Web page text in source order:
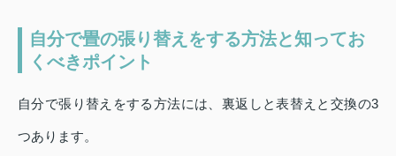
自分で畳の張り替えをする方法と知ってお
くべきポイント
自分で張り替えをする方法には、裏返しと表替えと交換の3
つあります。